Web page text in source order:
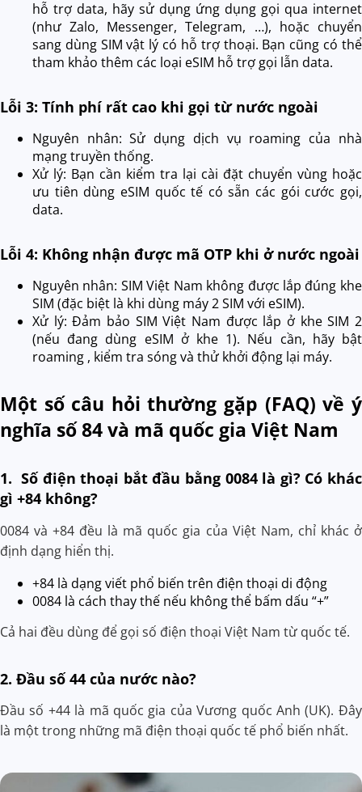
hỗ trợ data, hãy sử dụng ứng dụng gọi qua internet
(như Zalo, Messenger, Telegram, …), hoặc chuyển
sang dùng SIM vật lý có hỗ trợ thoại. Bạn cũng có thể
tham khảo thêm các loại eSIM hỗ trợ gọi lẫn data.
Lỗi 3: Tính phí rất cao khi gọi từ nước ngoài
Nguyên nhân: Sử dụng dịch vụ roaming của nhà
mạng truyền thống.
Xử lý: Bạn cần kiểm tra lại cài đặt chuyển vùng hoặc
ưu tiên dùng eSIM quốc tế có sẵn các gói cước gọi,
data.
Lỗi 4: Không nhận được mã OTP khi ở nước ngoài
Nguyên nhân: SIM Việt Nam không được lắp đúng khe
SIM (đặc biệt là khi dùng máy 2 SIM với eSIM).
Xử lý: Đảm bảo SIM Việt Nam được lắp ở khe SIM 2
(nếu đang dùng eSIM ở khe 1). Nếu cần, hãy bật
roaming , kiểm tra sóng và thử khởi động lại máy.
Một số câu hỏi thường gặp (FAQ) về ý
nghĩa số 84 và mã quốc gia Việt Nam
1. Số điện thoại bắt đầu bằng 0084 là gì? Có khác
gì +84 không?
0084 và +84 đều là mã quốc gia của Việt Nam, chỉ khác ở
định dạng hiển thị.
+84 là dạng viết phổ biến trên điện thoại di động
0084 là cách thay thế nếu không thể bấm dấu “+”
Cả hai đều dùng để gọi số điện thoại Việt Nam từ quốc tế.
2. Đầu số 44 của nước nào?
Đầu số +44 là mã quốc gia của Vương quốc Anh (UK). Đây
là một trong những mã điện thoại quốc tế phổ biến nhất.